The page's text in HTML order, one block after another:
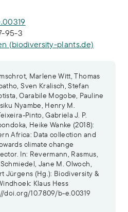
95-3
(biodiversity-plants.de)
Marlene Witt, Thomas
Sven Kralisch, Stefan
Oarabile Mogobe, Pauline
Nyambe, Henry M.
Pinto, Gabriela J. P.
Heike Wanke (2018):
Africa: Data collection and
climate change
In: Revermann, Rasmus,
Jane M. Olwoch,
Jürgens (Hg.): Biodiversity &
Klaus Hess
doi.org/10.7809/b-e.00319